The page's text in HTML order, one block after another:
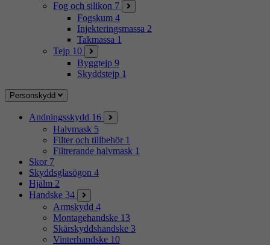
Fog och silikon 7
Fogskum 4
Injekteringsmassa 2
Takmassa 1
Tejp 10
Byggtejp 9
Skyddstejp 1
Personskydd
Andningsskydd 16
Halvmask 5
Filter och tillbehör 1
Filtrerande halvmask 1
Skor 7
Skyddsglasögon 4
Hjälm 2
Handske 34
Armskydd 4
Montagehandske 13
Skärskyddshandske 3
Vinterhandske 10